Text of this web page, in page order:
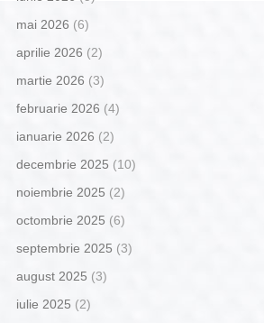
mai 2026 (6)
aprilie 2026 (2)
martie 2026 (3)
februarie 2026 (4)
ianuarie 2026 (2)
decembrie 2025 (10)
noiembrie 2025 (2)
octombrie 2025 (6)
septembrie 2025 (3)
august 2025 (3)
iulie 2025 (2)